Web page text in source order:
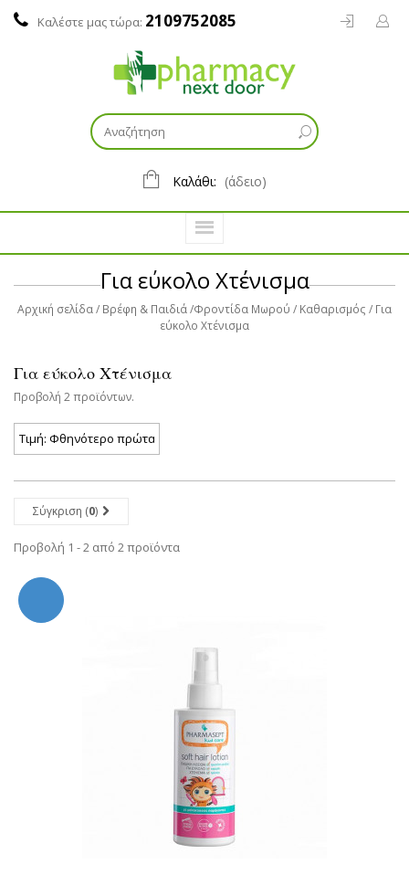
Καλέστε μας τώρα: 2109752085
Καλάθι: (άδειο)
Για εύκολο Χτένισμα
Αρχική σελίδα Βρέφη & Παιδιά Φροντίδα Μωρού Καθαρισμός
Για
εύκολο Χτένισμα
Για εύκολο Χτένισμα
Προβολή 2 προϊόντων.
Σύγκριση (0)
Προβολή 1 - 2 από 2 προϊόντα